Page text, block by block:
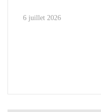
6 juillet 2026